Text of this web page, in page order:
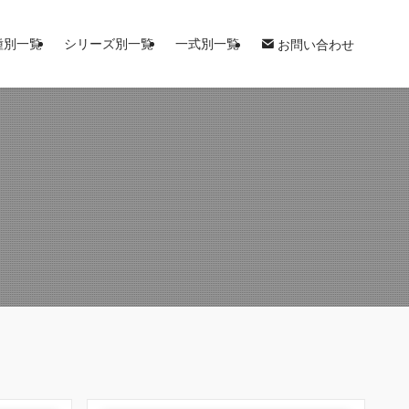
別一覧 シリーズ別一覧 一式別一覧 お問い合わせ